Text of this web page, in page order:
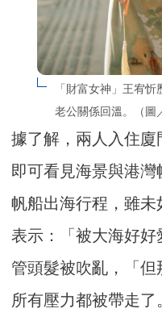
「財富女神」王宥
老公關係回溫。（圖
據了解，兩人入住廈
即可看見海景與港
帆船出海行程，雖
表示：「被大海好
管頭髮被吹亂，「
所有壓力都被帶走了